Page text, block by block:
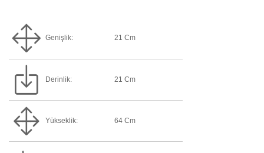
Genişlik: 21 Cm
Derinlik: 21 Cm
Yükseklik: 64 Cm